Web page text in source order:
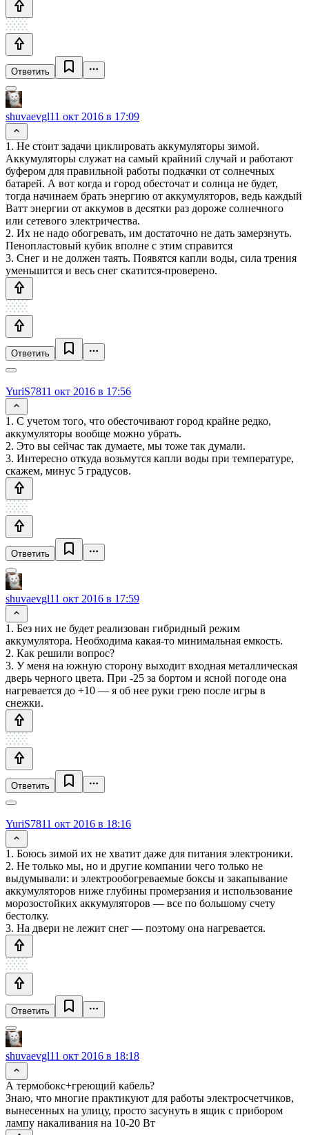
Ответить
shuvaevgl11 окт 2016 в 17:09
1. Не стоит задачи циклировать аккумуляторы зимой.
Аккумуляторы служат на самый крайний случай и работают
буфером для правильной работы подкачки от солнечных
батарей. А вот когда и город обесточат и солнца не будет,
тогда начинаем брать энергию от аккумуляторов, ведь каждый
Ватт энергии от аккумов в десятки раз дороже солнечного
или сетевого электричества.
2. Их не надо обогревать, им достаточно не дать замерзнуть.
Пенопластовый кубик вполне с этим справится
3. Снег и не должен таять. Появятся капли воды, сила трения
уменьшится и весь снег скатится-проверено.
Ответить
YuriS7811 окт 2016 в 17:56
1. С учетом того, что обесточивают город крайне редко,
аккумуляторы вообще можно убрать.
2. Это вы сейчас так думаете, мы тоже так думали.
3. Интересно откуда возьмутся капли воды при температуре,
скажем, минус 5 градусов.
Ответить
shuvaevgl11 окт 2016 в 17:59
1. Без них не будет реализован гибридный режим
аккумулятора. Необходима какая-то минимальная емкость.
2. Как решили вопрос?
3. У меня на южную сторону выходит входная металлическая
дверь черного цвета. При -25 за бортом и ясной погоде она
нагревается до +10 — я об нее руки грею после игры в
снежки.
Ответить
YuriS7811 окт 2016 в 18:16
1. Боюсь зимой их не хватит даже для питания электроники.
2. Не только мы, но и другие компании чего только не
выдумывали: и электрообогреваемые боксы и закапывание
аккумуляторов ниже глубины промерзания и использование
морозостойких аккумуляторов — все по большому счету
бестолку.
3. На двери не лежит снег — поэтому она нагревается.
Ответить
shuvaevgl11 окт 2016 в 18:18
А термобокс+греющий кабель?
Знаю, что многие практикуют для работы электросчетчиков,
вынесенных на улицу, просто засунуть в ящик с прибором
лампу накаливания на 10-20 Вт